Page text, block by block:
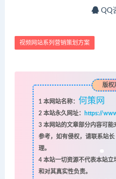
QQ
视频网站系列营销策划方案
版权
1 本网站名称： 何策网
2本站永久网址：
https://
3本网站的文章部分内容可能
参考，如有侵权，请联系站长
理。
4本站一切资源不代表本站立
和对其真实性负责。